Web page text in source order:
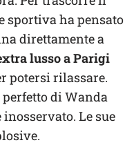
sportiva ha pensato
direttamente a
lussoa Parigi
potersi rilassare.
di Wanda
Le sue